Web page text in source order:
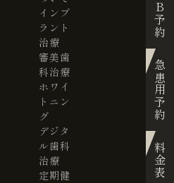
急患用予約
料金表
インプ
ラント
治療
審美歯
科治療
ホワイ
トニン
グ
デジタ
ル歯科
治療
定期健